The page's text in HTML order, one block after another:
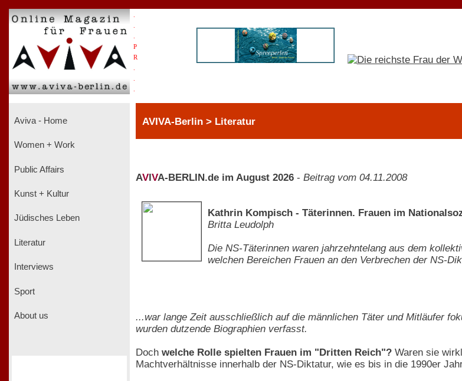
P
R
Aviva - Home
Women + Work
Public Affairs
Kunst + Kultur
Jüdisches Leben
Literatur
Interviews
Sport
About us
AVIVA-Berlin > Literatur
AV VA-BERLIN.de im August 2026 - Beitrag vom 04.11.2008
Kathrin Kompisch - Täterinnen. Frauen im
Britta Leudolph
Die NS-Täterinnen waren jahrzehntelang aus dem
welchen Bereichen Frauen an den Verbrechen der NS-
...war lange Zeit ausschließlich auf die männlichen Täter und Mitläufer
wurden dutzende Biographien verfasst.
Doch welche Rolle spielten Frauen im "Dritten Reich"? Waren sie
Machtverhältnisse innerhalb der NS-Diktatur, wie es bis in die 1990er